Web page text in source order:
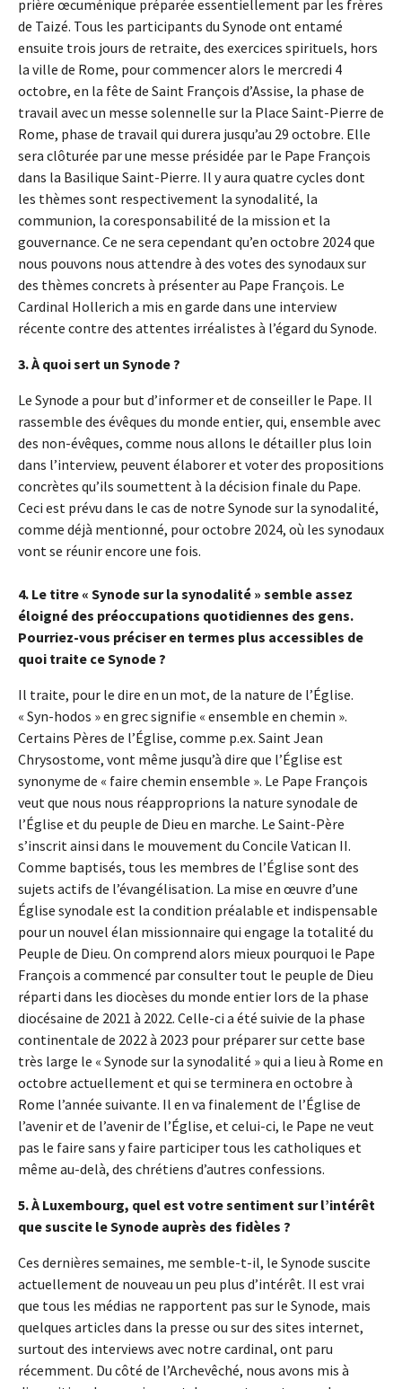
prière œcuménique préparée essentiellement par les frères
de Taizé. Tous les participants du Synode ont entamé
ensuite trois jours de retraite, des exercices spirituels, hors
la ville de Rome, pour commencer alors le mercredi 4
octobre, en la fête de Saint François d’Assise, la phase de
travail avec un messe solennelle sur la Place Saint-Pierre de
Rome, phase de travail qui durera jusqu’au 29 octobre. Elle
sera clôturée par une messe présidée par le Pape François
dans la Basilique Saint-Pierre. Il y aura quatre cycles dont
les thèmes sont respectivement la synodalité, la
communion, la coresponsabilité de la mission et la
gouvernance. Ce ne sera cependant qu’en octobre 2024 que
nous pouvons nous attendre à des votes des synodaux sur
des thèmes concrets à présenter au Pape François. Le
Cardinal Hollerich a mis en garde dans une interview
récente contre des attentes irréalistes à l’égard du Synode.
3. À quoi sert un Synode ?
Le Synode a pour but d’informer et de conseiller le Pape. Il
rassemble des évêques du monde entier, qui, ensemble avec
des non-évêques, comme nous allons le détailler plus loin
dans l’interview, peuvent élaborer et voter des propositions
concrètes qu’ils soumettent à la décision finale du Pape.
Ceci est prévu dans le cas de notre Synode sur la synodalité,
comme déjà mentionné, pour octobre 2024, où les synodaux
vont se réunir encore une fois.
4. Le titre « Synode sur la synodalité » semble assez
éloigné des préoccupations quotidiennes des gens.
Pourriez-vous préciser en termes plus accessibles de
quoi traite ce Synode ?
Il traite, pour le dire en un mot, de la nature de l’Église.
« Syn-hodos » en grec signifie « ensemble en chemin ».
Certains Pères de l’Église, comme p.ex. Saint Jean
Chrysostome, vont même jusqu’à dire que l’Église est
synonyme de « faire chemin ensemble ». Le Pape François
veut que nous nous réapproprions la nature synodale de
l’Église et du peuple de Dieu en marche. Le Saint-Père
s’inscrit ainsi dans le mouvement du Concile Vatican II.
Comme baptisés, tous les membres de l’Église sont des
sujets actifs de l’évangélisation. La mise en œuvre d’une
Église synodale est la condition préalable et indispensable
pour un nouvel élan missionnaire qui engage la totalité du
Peuple de Dieu. On comprend alors mieux pourquoi le Pape
François a commencé par consulter tout le peuple de Dieu
réparti dans les diocèses du monde entier lors de la phase
diocésaine de 2021 à 2022. Celle-ci a été suivie de la phase
continentale de 2022 à 2023 pour préparer sur cette base
très large le « Synode sur la synodalité » qui a lieu à Rome en
octobre actuellement et qui se terminera en octobre à
Rome l’année suivante. Il en va finalement de l’Église de
l’avenir et de l’avenir de l’Église, et celui-ci, le Pape ne veut
pas le faire sans y faire participer tous les catholiques et
même au-delà, des chrétiens d’autres confessions.
5. À Luxembourg, quel est votre sentiment sur l’intérêt
que suscite le Synode auprès des fidèles ?
Ces dernières semaines, me semble-t-il, le Synode suscite
actuellement de nouveau un peu plus d’intérêt. Il est vrai
que tous les médias ne rapportent pas sur le Synode, mais
quelques articles dans la presse ou sur des sites internet,
surtout des interviews avec notre cardinal, ont paru
récemment. Du côté de l’Archevêché, nous avons mis à